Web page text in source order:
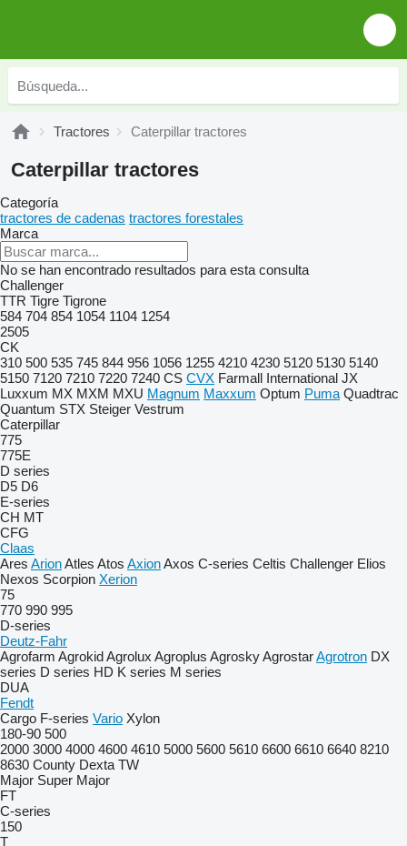
Tractores Caterpillar tractores
Caterpillar tractores
Categoría
tractores de cadenas tractores forestales
Marca
No se han encontrado resultados para esta consulta
Challenger
TTR Tigre Tigrone
584 704 854 1054 1104 1254
2505
CK
310 500 535 745 844 956 1056 1255 4210 4230 5120 5130 5140
5150 7120 7210 7220 7240 CS CVX Farmall International JX
Luxxum MX MXM MXU Magnum Maxxum Optum Puma Quadtrac
Quantum STX Steiger Vestrum
Caterpillar
775
775E
D series
D5 D6
E-series
CH MT
CFG
Claas
Ares ArionAtles Atos AxionAxos C-series Celtis Challenger Elios
Nexos Scorpion Xerion
75
770 990 995
D-series
Deutz-Fahr
Agrofarm AgrokidAgrolux Agroplus AgroskyAgrostarAgrotron DX
series D series HD K series M series
DUA
Fendt
Cargo F-series Vario Xylon
180-90 500
2000 3000 4000 4600 4610 5000 5600 5610 6600 6610 6640 8210
8630 County Dexta TW
Major Super Major
FT
C-series
150
T